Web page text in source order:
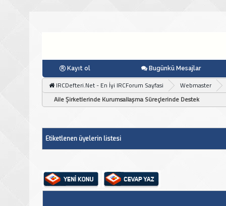
Kayıt ol Bugünkü Mesajlar
IRCDefteri.Net - En İyi IRCForum Sayfasi
Webmaster
Aile Şirketlerinde Kurumsallaşma Süreçlerinde Destek
Etiketlenen üyelerin listesi